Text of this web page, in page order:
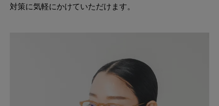
対策に気軽にかけていただけます。